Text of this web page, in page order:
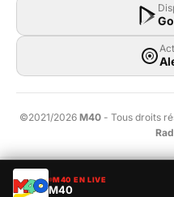
©2021/2026 M40 - Tous droits
M40 EN LIVE
M40